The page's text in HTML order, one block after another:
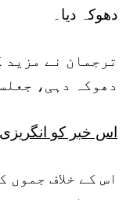
دھوکہ دیا۔
ترجمان نے مزید
دھوکہ دہی،
اس خبر کو
اس کے خلاف